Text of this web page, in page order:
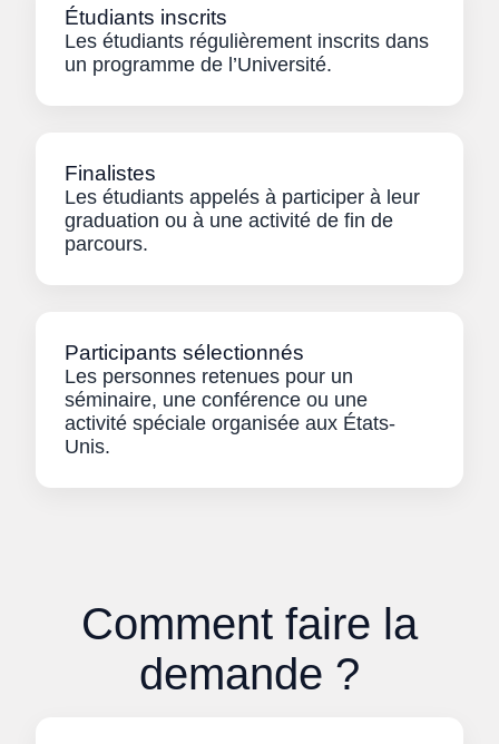
Étudiants inscrits
Les étudiants régulièrement inscrits dans
un programme de l’Université.
Finalistes
Les étudiants appelés à participer à leur
graduation ou à une activité de fin de
parcours.
Participants sélectionnés
Les personnes retenues pour un
séminaire, une conférence ou une
activité spéciale organisée aux États-
Unis.
Comment faire la
demande ?